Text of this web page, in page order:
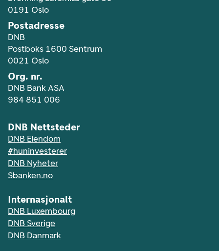
0191 Oslo
Postadresse
DNB
Postboks 1600 Sentrum
0021 Oslo
Org. nr.
DNB Bank ASA
984 851 006
DNB Nettsteder
DNB Eiendom
#huninvesterer
DNB Nyheter
Sbanken.no
Internasjonalt
DNB Luxembourg
DNB Sverige
DNB Danmark